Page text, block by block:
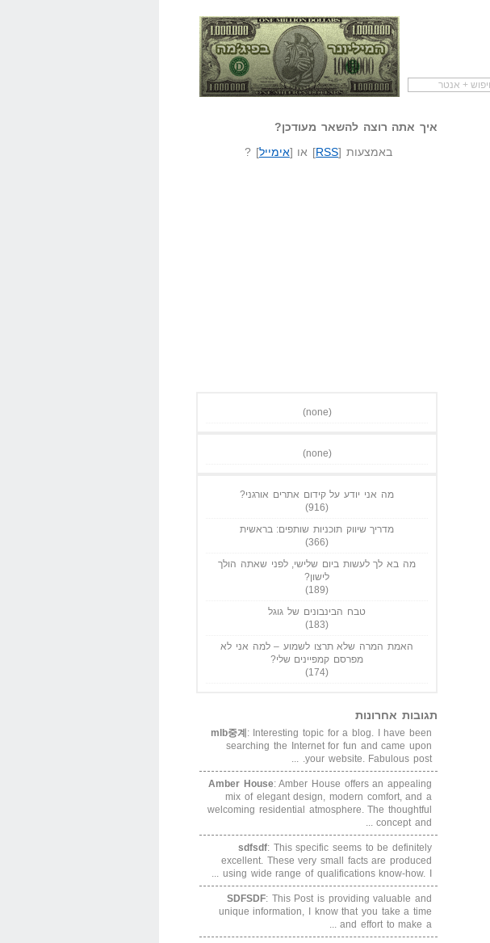
שאל שאלה המיליונר בפיג'מה שיווק שותפיםאיך אתה רוצה להשאר מעודכן?
באמצעות [RSS] או [אימייל] ?
(none)
(none)
מה אני יודע על קידום אתרים אורגני?
(916)
מדריך שיווק תוכניות שותפים: בראשית
(366)
מה בא לך לעשות ביום שלישי, לפני שאתה הולך
לישון?
(189)
טבח הבינבונים של גוגל
(183)
האמת המרה שלא תרצו לשמוע – למה אני לא
מפרסם קמפיינים שלי?
(174)
תגובות אחרונות
mlb중계 : Interesting topic for a blog. I have been
searching the Internet for fun and came upon
your website. Fabulous post. ...
Amber House: Amber House offers an appealing
mix of elegant design, modern comfort, and a
welcoming residential atmosphere. The thoughtful
concept and ...
sdfsdf: This specific seems to be definitely
excellent. These very small facts are produced
using wide range of qualifications know-how. I ...
SDFSDF: This Post is providing valuable and
unique information, I know that you take a time
and effort to make a ...